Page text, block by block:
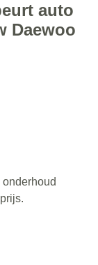
auto
Daewoo